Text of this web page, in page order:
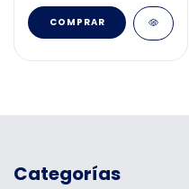
Categorías